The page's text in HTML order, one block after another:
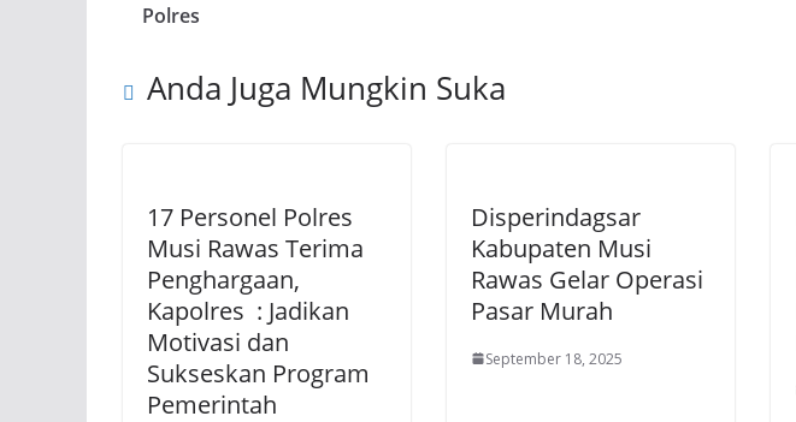
Polres
Anda Juga Mungkin Suka
17 Personel Polres
Musi Rawas Terima
Penghargaan,
Kapolres : Jadikan
Motivasi dan
Sukseskan Program
Pemerintah
Disperindagsar
Kabupaten Musi
Rawas Gelar Operasi
Pasar Murah
September 18, 2025